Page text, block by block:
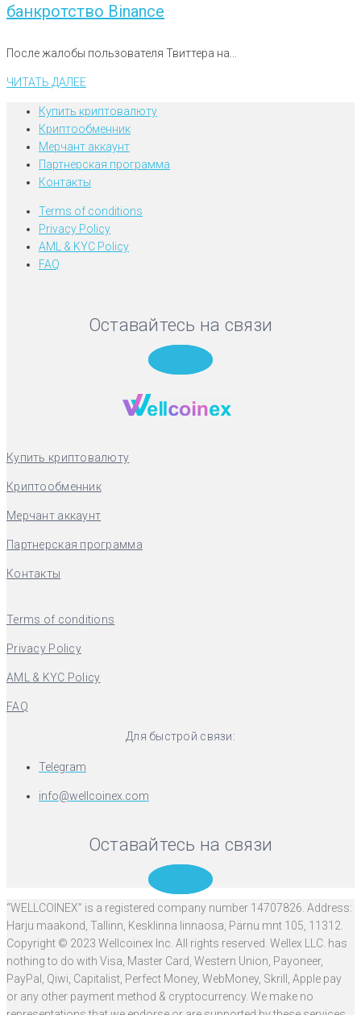
банкротство Binance
После жалобы пользователя Твиттера на...
ЧИТАТЬ ДАЛЕЕ
Купить криптовалюту
Криптообменник
Мерчант аккаунт
Партнерская программа
Контакты
Terms of conditions
Privacy Policy
AML & KYC Policy
FAQ
Оставайтесь на связи
Купить криптовалюту
Криптообменник
Мерчант аккаунт
Партнерская программа
Контакты
Terms of conditions
Privacy Policy
AML & KYC Policy
FAQ
Для быстрой связи:
Telegram
info@wellcoinex.com
Оставайтесь на связи
“WELLCOINEX” is a registered company number 14707826. Address:
Harju maakond, Tallinn, Kesklinna linnaosa, Pärnu mnt 105, 11312.
Copyright © 2023 Wellcoinex Inc. All rights reserved. Wellex LLC. has
nothing to do with Visa, Master Card, Western Union, Payoneer,
PayPal, Qiwi, Capitalist, Perfect Money, WebMoney, Skrill, Apple pay
or any other payment method & cryptocurrency. We make no